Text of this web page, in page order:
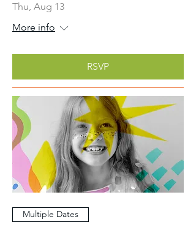
Thu, Aug 13
More info
RSVP
Multiple Dates